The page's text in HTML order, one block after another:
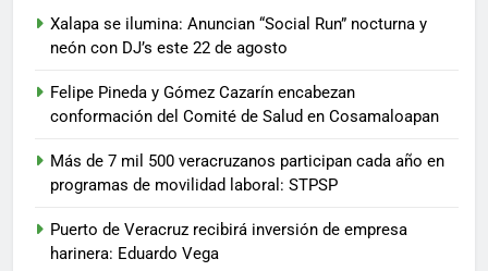
Xalapa se ilumina: Anuncian “Social Run” nocturna y
neón con DJ’s este 22 de agosto
Felipe Pineda y Gómez Cazarín encabezan
conformación del Comité de Salud en Cosamaloapan
Más de 7 mil 500 veracruzanos participan cada año en
programas de movilidad laboral: STPSP
Puerto de Veracruz recibirá inversión de empresa
harinera: Eduardo Vega